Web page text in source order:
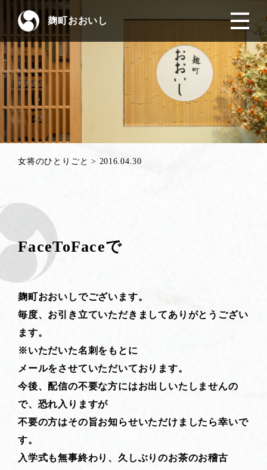
麹町おおいし
女将のひとりごと > 2016.04.30
FaceToFaceで
麹町おおいしでございます。
毎度、お引き立ていただきましてありがとうござい
ます。
※いただいた名刺をもとに
メールをさせていただいております。
今後、配信の不要な方にはお出しいたしませんの
で、恐れ入りますが
不要の方はその旨お知らせいただけましたら幸いで
す。
入学式も無事終わり、久しぶりのお茶のお稽古